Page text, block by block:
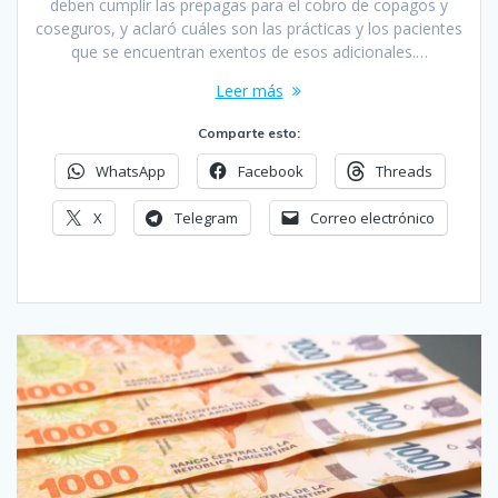
deben cumplir las prepagas para el cobro de copagos y
coseguros, y aclaró cuáles son las prácticas y los pacientes
que se encuentran exentos de esos adicionales.…
Leer más
Comparte esto:
WhatsApp Facebook Threads
X Telegram Correo electrónico